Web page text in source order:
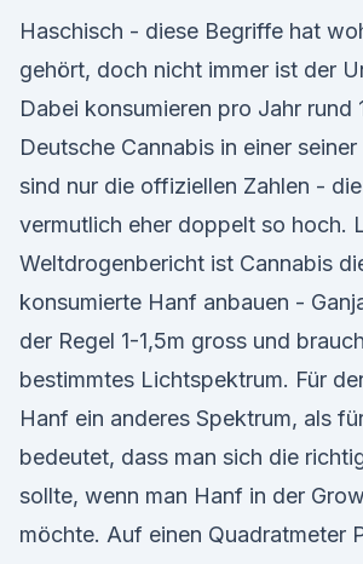
Haschisch - diese Begriffe hat
gehört, doch nicht immer ist der
Dabei konsumieren pro Jahr rund
Deutsche Cannabis in einer
sind nur die offiziellen Zahlen -
vermutlich eher doppelt so hoch.
Weltdrogenbericht ist Cannabis
konsumierte Hanf anbauen -
der Regel 1-1,5m gross und
bestimmtes Lichtspektrum. Für
Hanf ein anderes Spektrum, als
bedeutet, dass man sich die
sollte, wenn man Hanf in der
möchte. Auf einen Quadratmeter